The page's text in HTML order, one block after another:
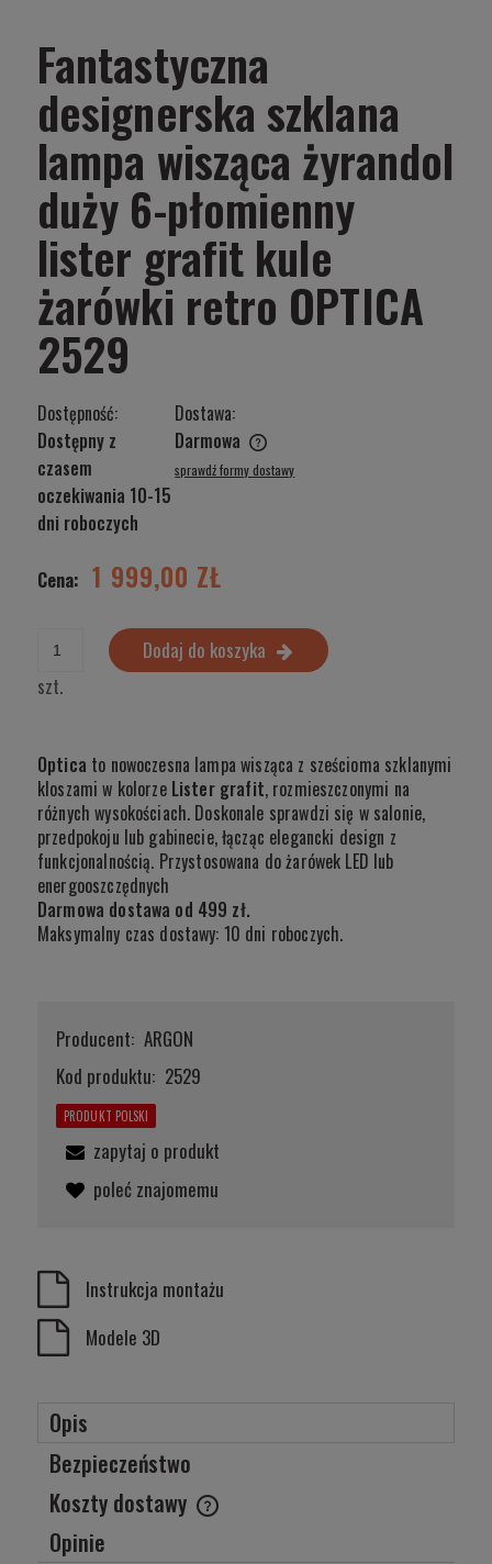
Fantastyczna
designerska szklana
lampa wisząca żyrandol
duży 6-płomienny
lister grafit kule
żarówki retro OPTICA
2529
Dostępność:
Dostępny z
czasem
oczekiwania 10-15
dni roboczych
Dostawa:
Darmowa
Cena nie zawiera ewentualnych kosztów płatności
sprawdź formy dostawy
Cena: 1 999,00 ZŁ
szt.
Dodaj do koszyka
Optica to nowoczesna lampa wisząca z sześcioma szklanymi
kloszami w kolorze Lister grafit, rozmieszczonymi na
różnych wysokościach. Doskonale sprawdzi się w salonie,
przedpokoju lub gabinecie, łącząc elegancki design z
funkcjonalnością. Przystosowana do żarówek LED lub
energooszczędnych
Darmowa dostawa od 499 zł.
Maksymalny czas dostawy: 10 dni roboczych.
Producent: ARGON
Kod produktu: 2529
PRODUKT POLSKI
zapytaj o produkt
poleć znajomemu
Instrukcja montażu
Modele 3D
Opis
Bezpieczeństwo
Koszty dostawy
Cena nie zawiera ewentualnych kosztów płatności
Opinie